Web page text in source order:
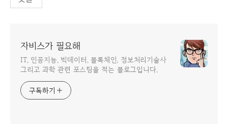
자비스가 필요해
IT, 인공지능, 빅데이터, 블록체인, 정보처리기술사
그리고 과학 관련 포스팅을 적는 블로그입니다.
구독하기